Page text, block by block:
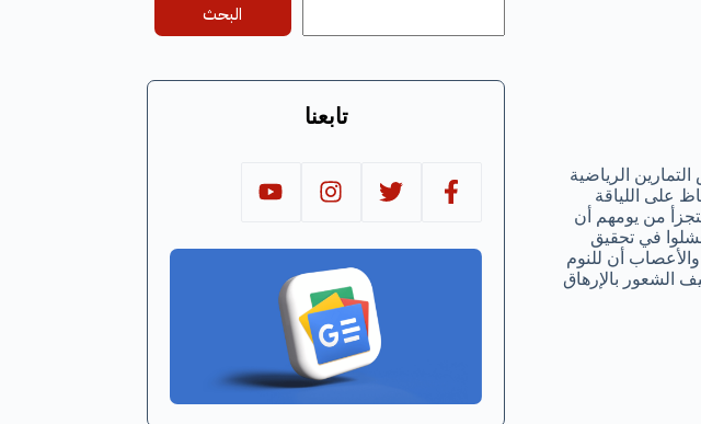
الرياضية
على اللياقة
من يومهم أن
في تحقيق
أن للنوم
الشعور بالإرهاق
البحث
تابعنا